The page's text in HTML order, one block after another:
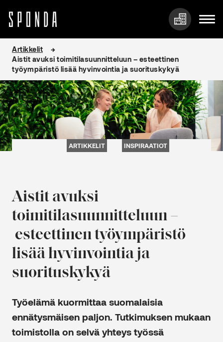
sisältöön
Artikkelit
Aistit avuksi toimitilasuunnitteluun – esteettinen
työympäristö lisää hyvinvointia ja suorituskykyä
ARTIKKELIT INSPIRAATIOT
Aistit avuksi
toimitilasuunnitteluun –
esteettinen työympäristö
lisää hyvinvointia ja
suorituskykyä
Työelämä kuormittaa suomalaisia
ennätysmäisen paljon. Tutkimuksen mukaan
toimistolla on selvä yhteys työssä